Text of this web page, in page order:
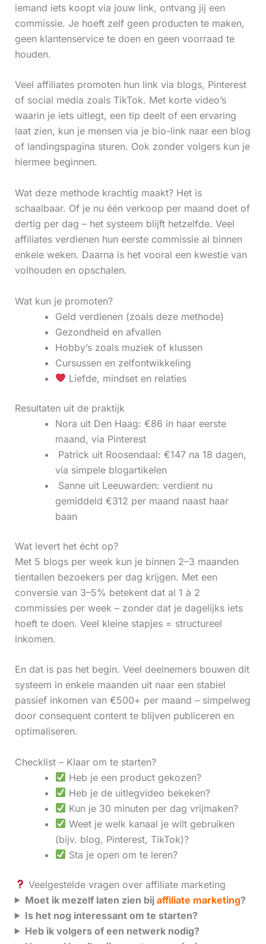
iemand iets koopt via jouw link, ontvang jij een
commissie. Je hoeft zelf geen producten te maken,
geen klantenservice te doen en geen voorraad te
houden.
Veel affiliates promoten hun link via blogs, Pinterest
of social media zoals TikTok. Met korte video’s
waarin je iets uitlegt, een tip deelt of een ervaring
laat zien, kun je mensen via je bio-link naar een blog
of landingspagina sturen. Ook zonder volgers kun je
hiermee beginnen.
Wat deze methode krachtig maakt? Het is
schaalbaar. Of je nu één verkoop per maand doet of
dertig per dag – het systeem blijft hetzelfde. Veel
affiliates verdienen hun eerste commissie al binnen
enkele weken. Daarna is het vooral een kwestie van
volhouden en opschalen.
Wat kun je promoten?
Geld verdienen (zoals deze methode)
Gezondheid en afvallen
Hobby’s zoals muziek of klussen
Cursussen en zelfontwikkeling
Liefde, mindset en relaties
Resultaten uit de praktijk
Nora uit Den Haag: €86 in haar eerste
maand, via Pinterest
‍ Patrick uit Roosendaal: €147 na 18 dagen,
via simpele blogartikelen
‍ Sanne uit Leeuwarden: verdient nu
gemiddeld €312 per maand naast haar
baan
Wat levert het écht op?
Met 5 blogs per week kun je binnen 2–3 maanden
tientallen bezoekers per dag krijgen. Met een
conversie van 3–5% betekent dat al 1 à 2
commissies per week – zonder dat je dagelijks iets
hoeft te doen. Veel kleine stapjes = structureel
inkomen.
En dat is pas het begin. Veel deelnemers bouwen dit
systeem in enkele maanden uit naar een stabiel
passief inkomen van €500+ per maand – simpelweg
door consequent content te blijven publiceren en
optimaliseren.
Checklist – Klaar om te starten?
Heb je een product gekozen?
Heb je de uitlegvideo bekeken?
Kun je 30 minuten per dag vrijmaken?
Weet je welk kanaal je wilt gebruiken
(bijv. blog, Pinterest, TikTok)?
Sta je open om te leren?
Veelgestelde vragen over affiliate marketing
Moet ik mezelf laten zien bij affiliate marketing?
Is het nog interessant om te starten?
Heb ik volgers of een netwerk nodig?